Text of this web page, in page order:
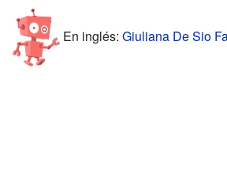
En inglés: Giuliana De Sio